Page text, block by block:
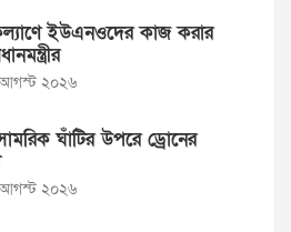
ইউএনওদের কাজ করার
আগস্ট ২০২৬
ঘাঁটির উপরে ড্রোনের
আগস্ট ২০২৬